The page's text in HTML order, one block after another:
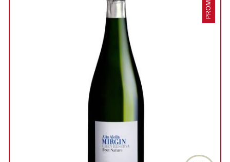
PROMO